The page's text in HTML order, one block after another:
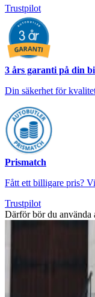
Trustpilot
3 års garanti på din
Din säkerhet för
Prismatch
Fått ett billigare pris?
Trustpilot
Därför bör du använda